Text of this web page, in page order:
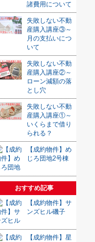
諸費用について
失敗しない不動
産購入講座③～
月の支払いにつ
いて
失敗しない不動
産購入講座②～
ローン減額の落
とし穴
失敗しない不動
産購入講座①～
いくらまで借り
られる？
【成約物件】め
じろ団地2号棟
おすすめ記事
【成約物件】サ
ンズヒル磯子
【成約物件】星